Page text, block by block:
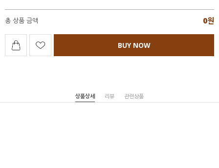
총 상품 금액 0원
BUY NOW
상품상세 리뷰 관련상품